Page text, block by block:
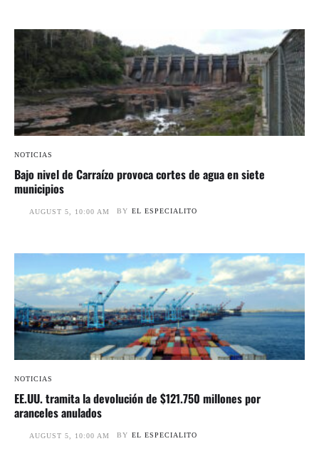
NOTICIAS
Bajo nivel de Carraízo provoca cortes de agua en siete
municipios
AUGUST 5, 10:00 AM BY EL ESPECIALITO
NOTICIAS
EE.UU. tramita la devolución de $121.750 millones por
aranceles anulados
AUGUST 5, 10:00 AM BY EL ESPECIALITO